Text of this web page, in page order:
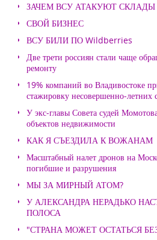
ЗАЧЕМ ВСУ АТАКУЮТ
СВОЙ БИЗНЕС
ВСУ БИЛИ ПО Wildberries
Две трети россиян стали чаще
ремонту
19% компаний во Владивостоке
стажировку несовершенно-летних
У экс-главы Совета судей
объектов недвижимости
КАК Я СЪЕЗДИЛА К ВОЖАНАМ
Масштабный налет дронов на
погибшие и разрушения
МЫ ЗА МИРНЫЙ АТОМ?
У АЛЕКСАНДРА НЕРАДЬКО
ПОЛОСА
"СТРАНА МОЖЕТ ОСТАТЬСЯ